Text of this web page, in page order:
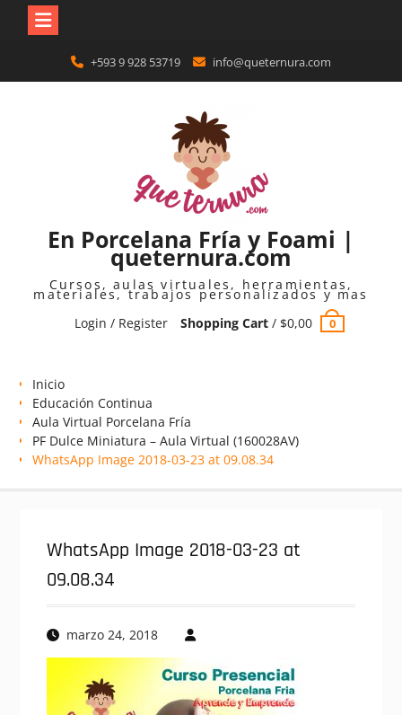
content
+593 9 928 53719 info@queternura.com
En Porcelana Fría y Foami |
queternura.com
Cursos, aulas virtuales, herramientas,
materiales, trabajos personalizados y mas
Login / Register
Shopping Cart/ $0,00 0
Inicio
Educación Continua
Aula Virtual Porcelana Fría
PF Dulce Miniatura – Aula Virtual (160028AV)
WhatsApp Image 2018-03-23 at 09.08.34
WhatsApp Image 2018-03-23 at
09.08.34
marzo 24, 2018